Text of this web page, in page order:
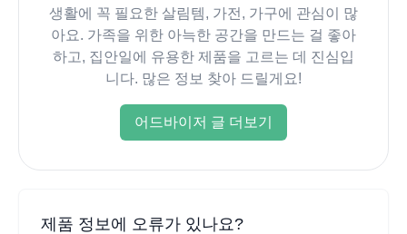
생활에 꼭 필요한 살림템, 가전, 가구에 관심이 많
아요. 가족을 위한 아늑한 공간을 만드는 걸 좋아
하고, 집안일에 유용한 제품을 고르는 데 진심입
니다. 많은 정보 찾아 드릴게요!
어드바이저 글 더보기
제품 정보에 오류가 있나요?